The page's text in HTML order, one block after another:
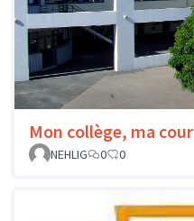
Mon collège, ma cour
NEHLIG
0 0